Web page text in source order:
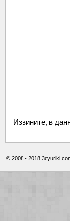
Извините, в
© 2008 - 2018